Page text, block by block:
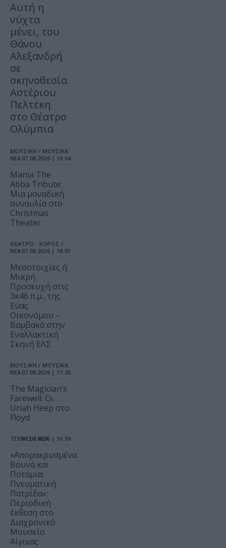
Αυτή η
νύχτα
μένει, του
Θάνου
Αλεξανδρή
σε
σκηνοθεσία
Αστέριου
Πελτέκη
στο Θέατρο
Ολύμπια
ΜΟΥΣΙΚΗ / ΜΟΥΣΙΚΑ
ΝΕΑ 07.08.2026 | 19.04
Mania The
Abba Tribute:
Μια μοναδική
συναυλία στο
Christmas
Theater
ΘΕΑΤΡΟ - ΧΟΡΟΣ /
ΝΕΑ 07.08.2026 | 18.01
Μεσοτοιχίες ή
Μικρή
Προσευχή στις
3κ46 π.μ., της
Εύας
Οικονόμου –
Βαμβακά στην
Εναλλακτική
Σκηνή ΕΛΣ
ΜΟΥΣΙΚΗ / ΜΟΥΣΙΚΑ
ΝΕΑ 07.08.2026 | 17.26
The Magician’s
Farewell: Οι
Uriah Heep στο
Floyd
ΤΕΧΝΕΣ / ΝΕΑ
07.08.2026 | 16.59
«Απομακρυσμένα
Βουνά και
Ποτάμια:
Πνευματική
Πατρίδα»:
Περιοδική
έκθεση στο
Διαχρονικό
Μουσείο
Αίγινας